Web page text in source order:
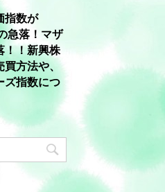
指数が
急落！マザ
！！新興株
方法や、
ズ指数につ